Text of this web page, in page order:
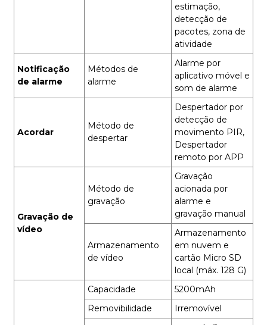
estimação,
detecção de
pacotes, zona de
atividade
Notificação
de alarme
Métodos de
alarme
Alarme por
aplicativo móvel e
som de alarme
Acordar
Método de
despertar
Despertador por
detecção de
movimento PIR,
Despertador
remoto por APP
Gravação de
vídeo
Método de
gravação
Gravação
acionada por
alarme e
gravação manual
Armazenamento
de vídeo
Armazenamento
em nuvem e
cartão Micro SD
local (máx. 128 G)
Capacidade
5200mAh
Removibilidade
Irremovível